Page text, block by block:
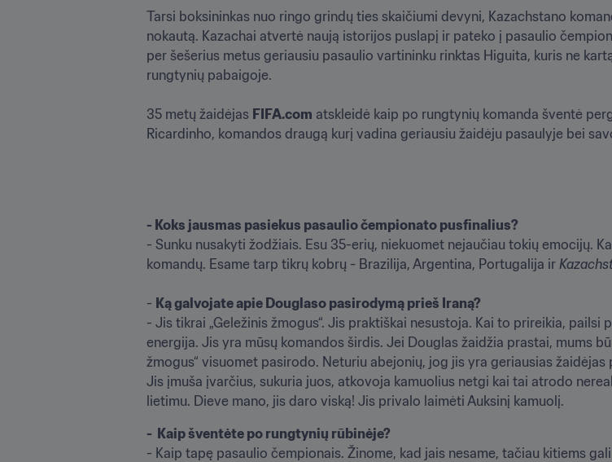
Tarsi boksininkas nuo ringo grindų ties skaičiumi devyni, Kazachstano
nokautą. Kazachai atvertė naują istorijos puslapį ir pateko į pasaulio
per šešerius metus geriausiu pasaulio vartininku rinktas Higuita, kuris ne
rungtynių pabaigoje.
35 metų žaidėjas FIFA.com atskleidė kaip po rungtynių komanda šventė
Ricardinho, komandos draugą kurį vadina geriausiu žaidėju pasaulyje bei
- Koks jausmas pasiekus pasaulio čempionato pusfinalius?
- Sunku nusakyti žodžiais. Esu 35-erių, niekuomet nejaučiau tokių emocijų.
komandų. Esame tarp tikrų kobrų - Brazilija, Argentina, Portugalija ir
- Ką galvojate apie Douglaso pasirodymą prieš Iraną?
- Jis tikrai „Geležinis žmogus“. Jis praktiškai nesustoja. Kai to prireikia,
energija. Jis yra mūsų komandos širdis. Jei Douglas žaidžia prastai, mums
žmogus“ visuomet pasirodo. Neturiu abejonių, jog jis yra geriausias
Jis įmuša įvarčius, sukuria juos, atkovoja kamuolius netgi kai tai atrodo
lietimu. Dieve mano, jis daro viską! Jis privalo laimėti Auksinį kamuolį.
-  Kaip šventėte po rungtynių rūbinėje?
- Kaip tapę pasaulio čempionais. Žinome, kad jais nesame, tačiau kitiems